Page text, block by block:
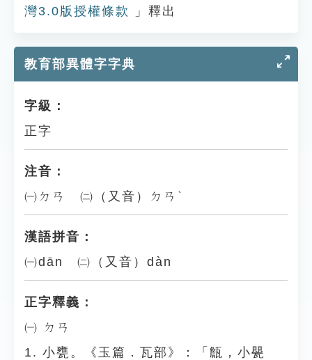
灣3.0版授權條款 」釋出
教育部異體字字典
字級：
正字
注音：
㈠ㄉㄢ ㈡（又音）ㄉㄢˋ
漢語拼音：
㈠dān ㈡（又音）dàn
正字釋義：
㈠ ㄉㄢ
1. 小甕。《玉篇．瓦部》：「甔，小甖